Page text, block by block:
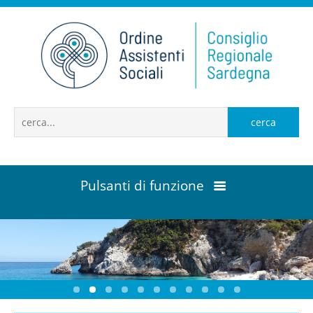
cerca
Pulsanti di funzione
Home